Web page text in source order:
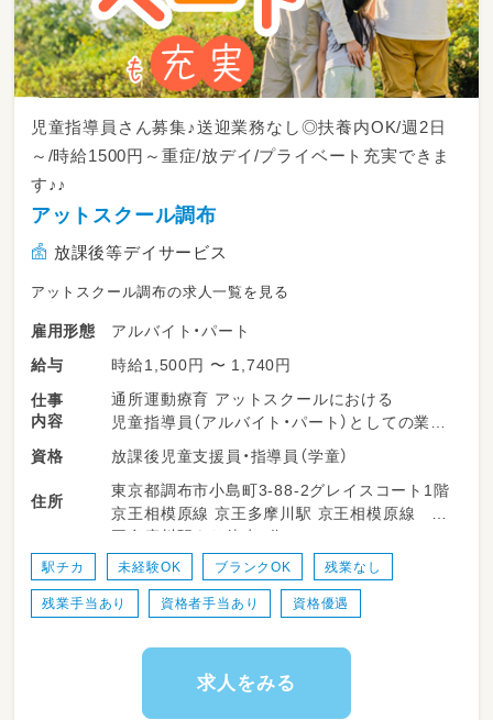
児童指導員さん募集♪送迎業務なし◎扶養内OK/週2日
～/時給1500円～重症/放デイ/プライベート充実できま
す♪♪
アットスクール調布
放課後等デイサービス
アットスクール調布の求人一覧を見る
雇用形態
アルバイト・パート
給与
時給1,500円 〜 1,740円
仕事
内容
通所運動療育 アットスクールにおける
児童指導員（アルバイト・パート）としての業務
【業務内容】
放課後等デイサービスにおける指導員
重症心身障がい児デイサービスになります
・集団生活の適応訓練
・余暇活動の支援
・5人前後の児童の保育、支援
・送迎業務 など
資格 放課後児童支援員・指導員（学童）
住所
東京都調布市小島町3-88-2グレイスコート1階
京王相模原線 京王多摩川駅 京王相模原線 京
王多摩川駅より徒歩8分
駅チカ 未経験OK ブランクOK 残業なし
残業手当あり 資格者手当あり 資格優遇
求人をみる